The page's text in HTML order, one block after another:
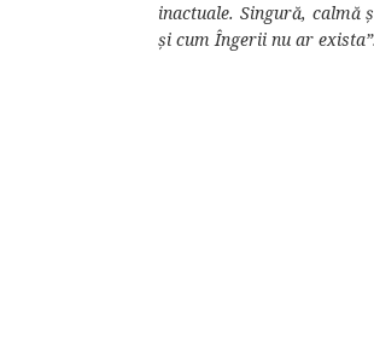
inactuale. Singură, calmă
și cum Îngerii nu ar